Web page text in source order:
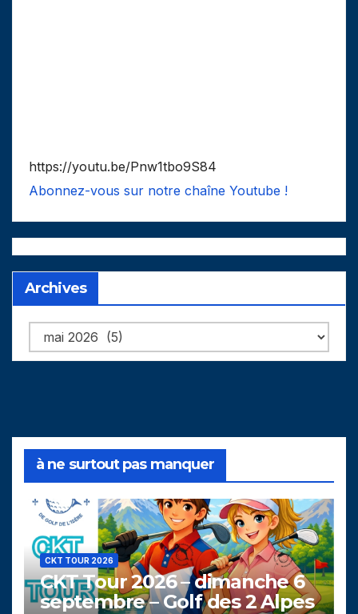
https://youtu.be/Pnw1tbo9S84
Abonnez-vous sur notre chaîne Youtube !
Archives
Archives
à ne surtout pas manquer
CKT TOUR 2026
CKT Tour 2026 – dimanche 6
septembre – Golf des 2 Alpes